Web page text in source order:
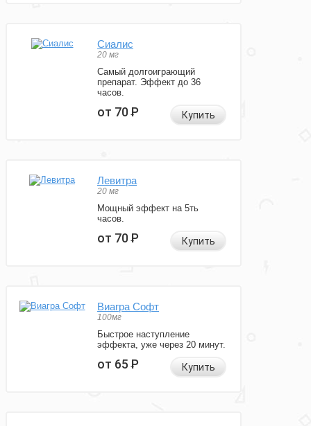
Сиалис
20 мг
Самый долгоиграющий
препарат. Эффект до 36
часов.
от 70Р Купить
Левитра
20 мг
Мощный эффект на 5ть
часов.
от 70Р Купить
Виагра Софт
100мг
Быстрое наступление
эффекта, уже через 20 минут.
от 65Р Купить